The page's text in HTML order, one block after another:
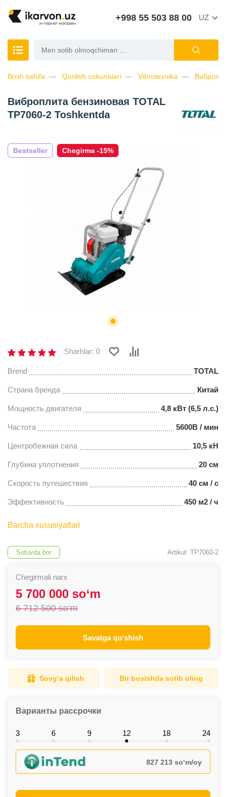
+998 55 503 88 00 UZ
Bosh sahifa Qurilish uskunalari Vibrotexnika
Виброплита бензиновая TOTAL
TP7060-2 Toshkentda
Bestseller Chegirma -15%
Sharhlar: 0
Brend TOTAL
Страна бренда Китай
Мощность двигателя 4,8 кВт (6,5 л.с.)
Частота 5600В / мин
Центробежная сила 10,5 кН
Глубина уплотнения 20 см
Скорость путешествия 40 см / с
Эффективность 450 м2 / ч
Barcha xususiyatlari
Sotuvda bor Artikul: TP7060-2
Chegirmali narx
5 700 000 so‘m
6 712 500 so‘m
Savatga qo‘shish
Sovg‘a qilish Bir bosishda sotib oling
Варианты рассрочки
3 6 9 12 18 24
827 213 so‘m/oy